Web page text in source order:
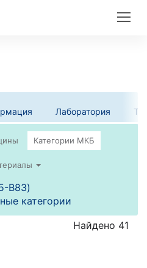
Лаборатория
B83)
категории
Найдено 41